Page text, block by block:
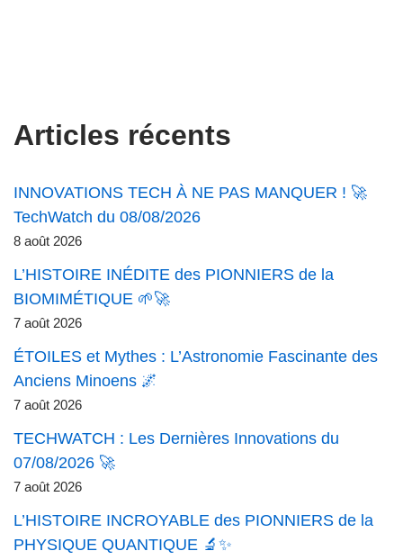
Articles récents
INNOVATIONS TECH À NE PAS MANQUER ! 🚀
TechWatch du 08/08/2026
8 août 2026
L’HISTOIRE INÉDITE des PIONNIERS de la
BIOMIMÉTIQUE 🌱🚀
7 août 2026
ÉTOILES et Mythes : L’Astronomie Fascinante des
Anciens Minoens 🌌
7 août 2026
TECHWATCH : Les Dernières Innovations du
07/08/2026 🚀
7 août 2026
L’HISTOIRE INCROYABLE des PIONNIERS de la
PHYSIQUE QUANTIQUE 🔬✨